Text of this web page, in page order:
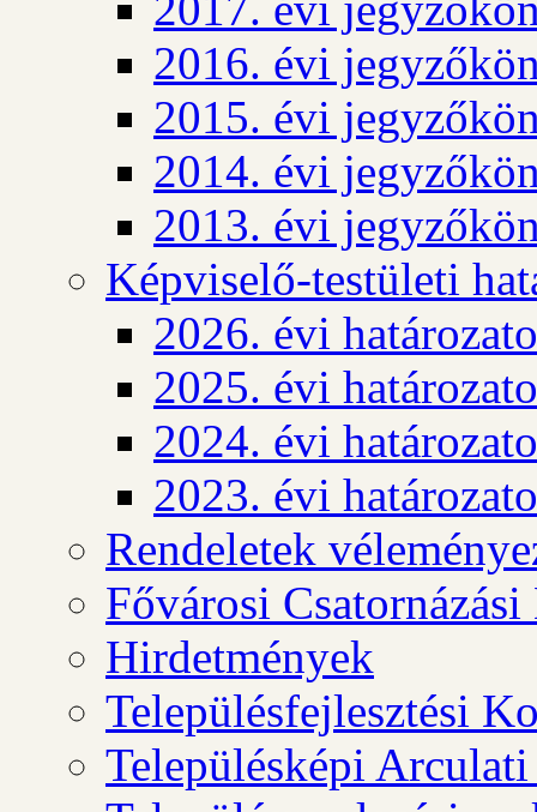
2016. évi
2015. évi
2014. évi
2013. évi
Képviselő-testületi
2026. évi
2025. évi
2024. évi
2023. évi
Rendeletek
Fővárosi
Hirdetmények
Településfejlesztési
Településképi